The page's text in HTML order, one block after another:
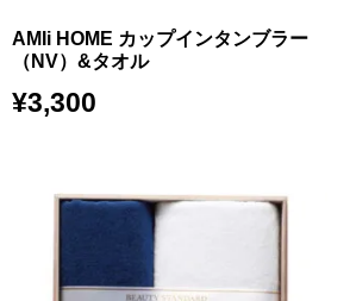
AMIi HOME カップインタンブラー
（NV）&タオル
¥3,300